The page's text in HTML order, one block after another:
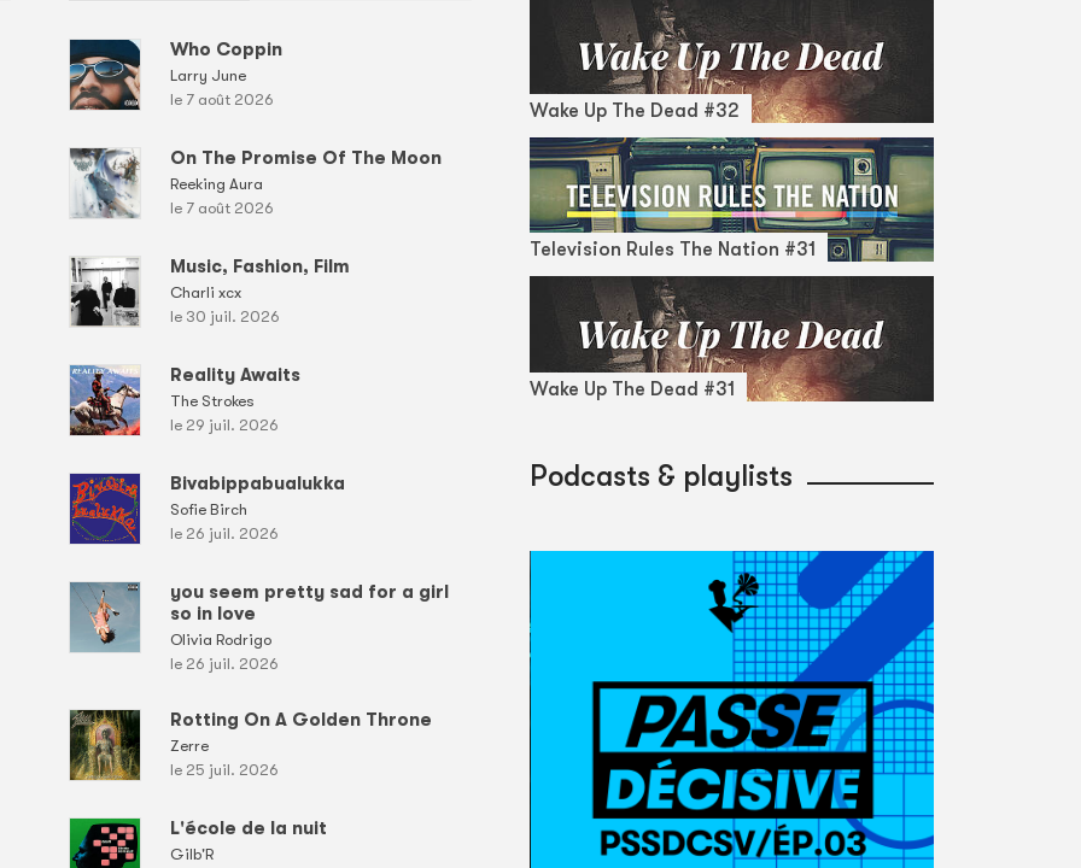
Who Coppin
Larry June
le 7 août 2026
On The Promise Of The Moon
Reeking Aura
le 7 août 2026
Music, Fashion, Film
Charli xcx
le 30 juil. 2026
Reality Awaits
The Strokes
le 29 juil. 2026
Bivabippabualukka
Sofie Birch
le 26 juil. 2026
you seem pretty sad for a girl
so in love
Olivia Rodrigo
le 26 juil. 2026
Rotting On A Golden Throne
Zerre
le 25 juil. 2026
L'école de la nuit
Gilb'R
Wake Up The Dead #32
Television Rules The Nation #31
Wake Up The Dead #31
Podcasts & playlists